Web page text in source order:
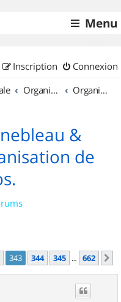
Menu
Connexion
Inscription
Organisation de sorties & Recherche de partenaires Organisation de sorties en région Île de France
&
de
343 344 345 … 662